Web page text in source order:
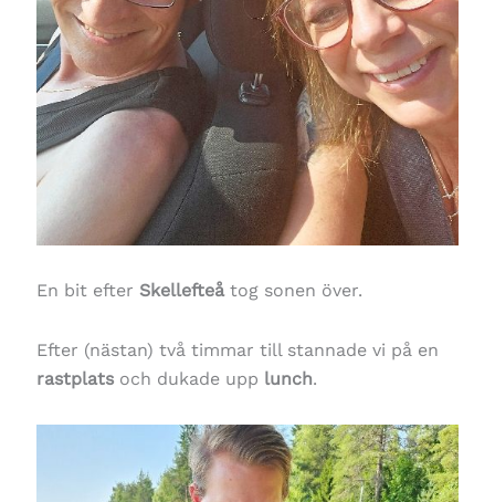
En bit efter Skellefteåtog sonen över.
Efter (nästan) två timmar till stannade vi på en
rastplatsoch dukade upp lunch.